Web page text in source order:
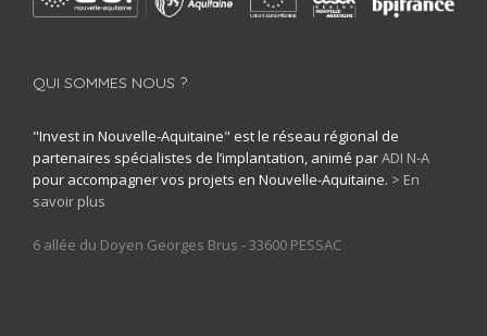
QUI SOMMES NOUS ?
"Invest in Nouvelle-Aquitaine" est le réseau régional de
partenaires spécialistes de l’implantation, animé parADI N-A
pour accompagner vos projets en Nouvelle-Aquitaine. > En
savoir plus
6 allée du Doyen Georges Brus - 33600 PESSAC